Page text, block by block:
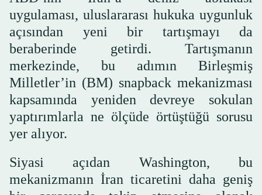
uygulaması, uluslararası hukuka uygunluk
açısından yeni bir tartışmayı da
beraberinde getirdi. Tartışmanın
merkezinde, bu adımın Birleşmiş
Milletler’in (BM) snapback mekanizması
kapsamında yeniden devreye sokulan
yaptırımlarla ne ölçüde örtüştüğü sorusu
yer alıyor.
Siyasi açıdan Washington, bu
mekanizmanın İran ticaretini daha geniş